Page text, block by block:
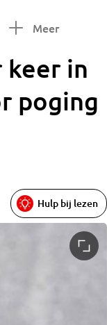
Meer
in
poging
Hulp bij lezen